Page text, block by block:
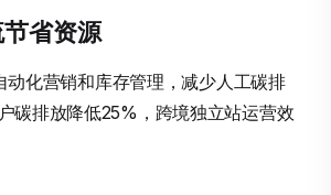
省资源
化营销和库存管理，减少人工碳排
碳排放降低25%，跨境独立站运营效